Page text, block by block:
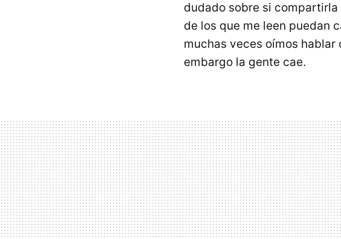
dudado sobre si
de los que me leen puedan
muchas veces oímos hablar
embargo la gente cae.